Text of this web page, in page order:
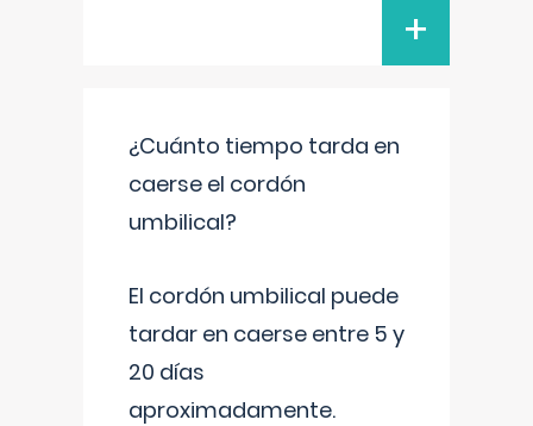
+
¿Cuánto tiempo tarda en
caerse el cordón
umbilical?
El cordón umbilical puede
tardar en caerse entre 5 y
20 días
aproximadamente.